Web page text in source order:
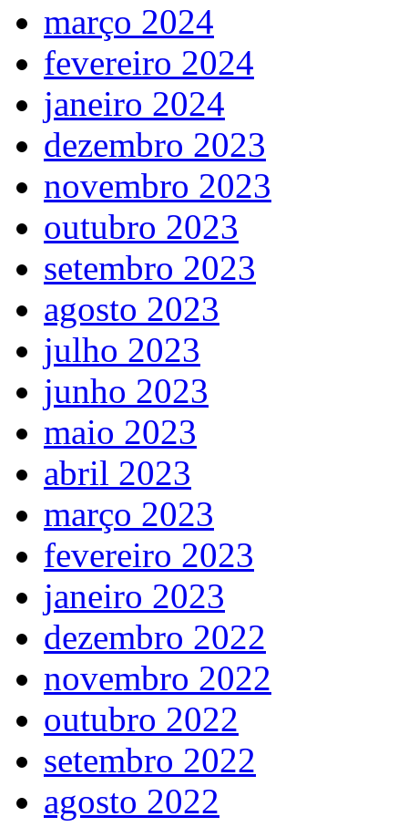
março 2024
fevereiro 2024
janeiro 2024
dezembro 2023
novembro 2023
outubro 2023
setembro 2023
agosto 2023
julho 2023
junho 2023
maio 2023
abril 2023
março 2023
fevereiro 2023
janeiro 2023
dezembro 2022
novembro 2022
outubro 2022
setembro 2022
agosto 2022